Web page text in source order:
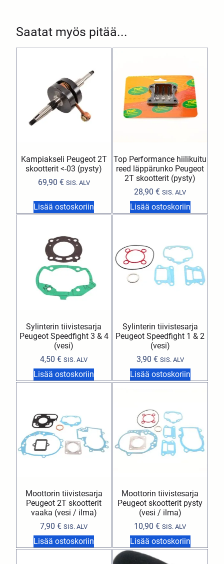
Saatat myös pitää...
Kampiakseli Peugeot 2T
skootterit <-03 (pysty)
69,90 € SIS. ALV
Lisää ostoskoriin
Top Performance hiilikuitu
reed läppärunko Peugeot
2T skootterit (pysty)
28,90€ SIS. ALV
Lisää ostoskoriin
Sylinterin tiivistesarja
Peugeot Speedfight 3 & 4
(vesi)
4,50€ SIS. ALV
Lisää ostoskoriin
Sylinterin tiivistesarja
Peugeot Speedfight 1 & 2
(vesi)
3,90 € SIS. ALV
Lisää ostoskoriin
Moottorin tiivistesarja
Peugeot 2T skootterit
vaaka (vesi / ilma)
7,90€ SIS. ALV
Lisää ostoskoriin
Moottorin tiivistesarja
Peugeot skootterit pysty
(vesi / ilma)
10,90€ SIS. ALV
Lisää ostoskoriin